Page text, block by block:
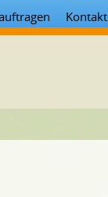
Kontakt